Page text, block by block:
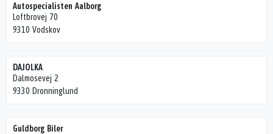
Autospecialisten Aalborg
Loftbrovej 70
9310 Vodskov
DAJOLKA
Dalmosevej 2
9330 Dronninglund
Guldborg Biler